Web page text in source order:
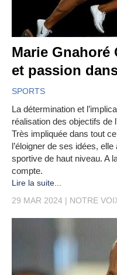
Marie
et passion
SPORTS
La détermination et
réalisation des objectifs de
Très impliquée dans tout
l’éloigner de ses idées,
sportive de haut niveau. A
compte.
Lire la suite...
29 MAR 2024
NOTRE